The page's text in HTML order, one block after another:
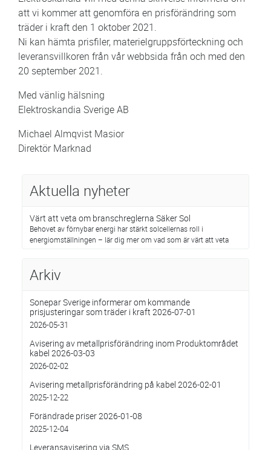
att vi kommer att genomföra en prisförändring som
träder i kraft den 1 oktober 2021.
Ni kan hämta prisfiler, materielgruppsförteckning och
leveransvillkoren från vår webbsida från och med den
20 september 2021.
Med vänlig hälsning
Elektroskandia Sverige AB
Michael Almqvist Masior
Direktör Marknad
Aktuella nyheter
Värt att veta om branschreglerna Säker Sol
Behovet av förnybar energi har stärkt solcellernas roll i
energiomställningen – lär dig mer om vad som är värt att veta
Arkiv
Sonepar Sverige informerar om kommande
prisjusteringar som träder i kraft 2026-07-01
2026-05-31
Avisering av metallprisförändring inom Produktområdet
kabel 2026-03-03
2026-02-02
Avisering metallprisförändring på kabel 2026-02-01
2025-12-22
Förändrade priser 2026-01-08
2025-12-04
Leveransavisering via SMS